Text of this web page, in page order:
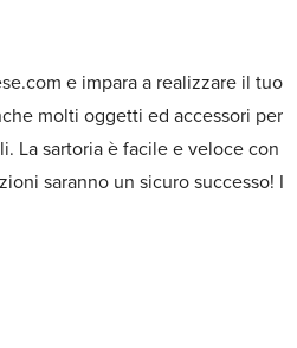
e impara a realizzare il tuo
molti oggetti ed accessori per
La sartoria è facile e veloce con
saranno un sicuro successo! I